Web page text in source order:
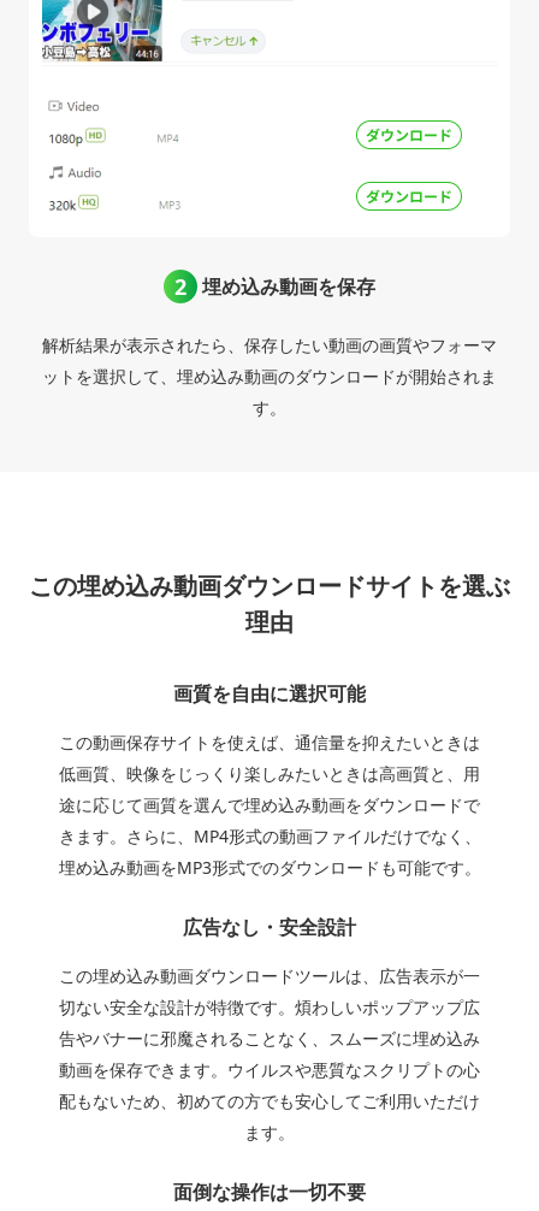
埋め込み動画を保存
解析結果が表示されたら、保存したい動画の画質やフォーマ
ットを選択して、埋め込み動画のダウンロードが開始されま
す。
この埋め込み動画ダウンロードサイトを選ぶ
理由
画質を自由に選択可能
この動画保存サイトを使えば、通信量を抑えたいときは
低画質、映像をじっくり楽しみたいときは高画質と、用
途に応じて画質を選んで埋め込み動画をダウンロードで
きます。さらに、MP4形式の動画ファイルだけでなく、
埋め込み動画をMP3形式でのダウンロードも可能です。
広告なし・安全設計
この埋め込み動画ダウンロードツールは、広告表示が一
切ない安全な設計が特徴です。煩わしいポップアップ広
告やバナーに邪魔されることなく、スムーズに埋め込み
動画を保存できます。ウイルスや悪質なスクリプトの心
配もないため、初めての方でも安心してご利用いただけ
ます。
面倒な操作は一切不要